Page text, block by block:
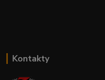
Kontakty